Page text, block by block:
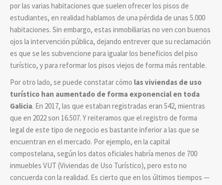
por las varias habitaciones que suelen ofrecer los pisos de
estudiantes, en realidad hablamos de una pérdida de unas 5.000
habitaciones. Sin embargo, estas inmobiliarias no ven con buenos
ojos la intervención pública, dejando entrever que su reclamación
es que se les subvencione para igualar los beneficios del piso
turístico, y para reformar los pisos viejos de forma más rentable.
Por otro lado, se puede constatar cómo las viviendas de uso
turístico han aumentado de forma exponencial en toda
Galicia. En 2017, las que estaban registradas eran 542, mientras
que en 2022 son 16.507. Y reiteramos que el registro de forma
legal de este tipo de negocio es bastante inferior a las que se
encuentran en el mercado. Por ejemplo, en la capital
compostelana, según los datos oficiales habría menos de 700
inmuebles VUT (Viviendas de Uso Turístico), pero esto no
concuerda con la realidad. Es cierto que en los últimos tiempos —